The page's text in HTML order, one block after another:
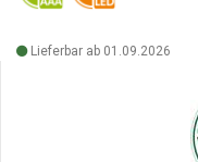
Lieferbar ab 01.09.2026